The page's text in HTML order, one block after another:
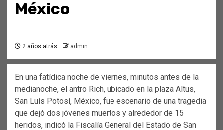
México
2 años atrás admin
En una fatídica noche de viernes, minutos antes de la
medianoche, el antro Rich, ubicado en la plaza Altus,
San Luís Potosí, México, fue escenario de una tragedia
que dejó dos jóvenes muertos y alrededor de 15
heridos, indicó la Fiscalía General del Estado de San